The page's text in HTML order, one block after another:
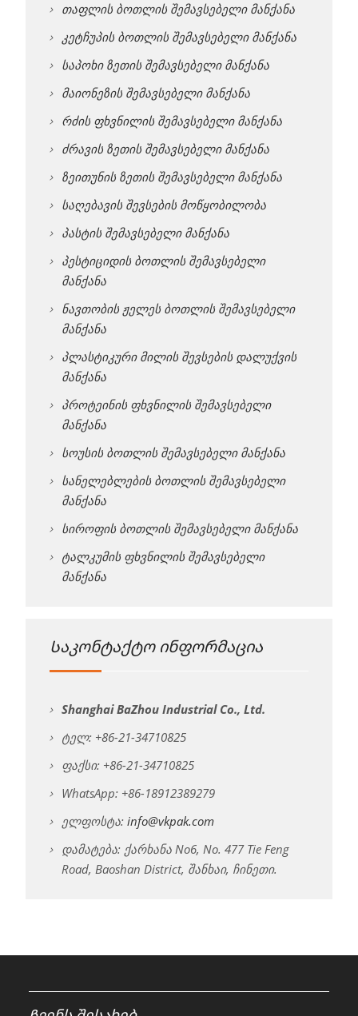
თაფლის ბოთლის შემავსებელი მანქანა
კეტჩუპის ბოთლის შემავსებელი მანქანა
საპოხი ზეთის შემავსებელი მანქანა
მაიონეზის შემავსებელი მანქანა
რძის ფხვნილის შემავსებელი მანქანა
ძრავის ზეთის შემავსებელი მანქანა
ზეითუნის ზეთის შემავსებელი მანქანა
საღებავის შევსების მოწყობილობა
პასტის შემავსებელი მანქანა
პესტიციდის ბოთლის შემავსებელი
მანქანა
ნავთობის ჟელეს ბოთლის შემავსებელი
მანქანა
პლასტიკური მილის შევსების დალუქვის
მანქანა
პროტეინის ფხვნილის შემავსებელი
მანქანა
სოუსის ბოთლის შემავსებელი მანქანა
სანელებლების ბოთლის შემავსებელი
მანქანა
სიროფის ბოთლის შემავსებელი მანქანა
ტალკუმის ფხვნილის შემავსებელი
მანქანა
Საკონტაქტო ინფორმაცია
Shanghai BaZhou Industrial Co., Ltd.
ტელ: +86-21-34710825
ფაქსი: +86-21-34710825
WhatsApp: +86-18912389279
ელფოსტა: info@vkpak.com
დამატება: ქარხანა No6, No. 477 Tie Feng
Road, Baoshan District, შანხაი, ჩინეთი.